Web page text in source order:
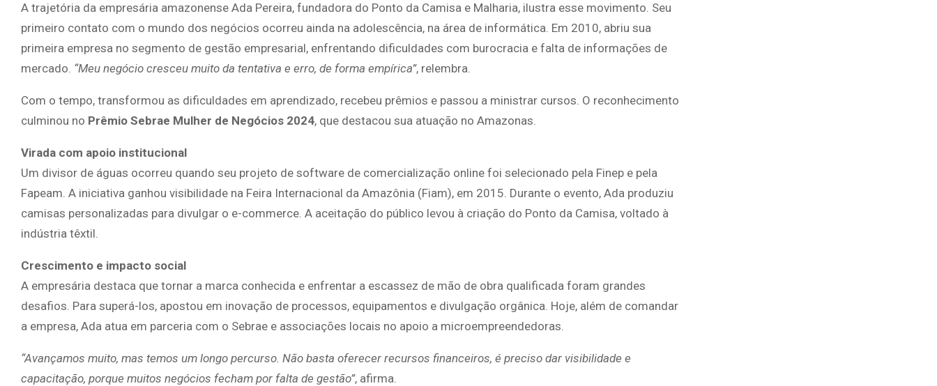
A trajetória da empresária amazonense Ada Pereira, fundadora do Ponto da Camisa e Malharia, ilustra esse movimento. Seu
primeiro contato com o mundo dos negócios ocorreu ainda na adolescência, na área de informática. Em 2010, abriu sua
primeira empresa no segmento de gestão empresarial, enfrentando dificuldades com burocracia e falta de informações de
mercado. “Meu negócio cresceu muito da tentativa e erro, de forma empírica”, relembra.
Com o tempo, transformou as dificuldades em aprendizado, recebeu prêmios e passou a ministrar cursos. O reconhecimento
culminou no Prêmio Sebrae Mulher de Negócios 2024, que destacou sua atuação no Amazonas.
Virada com apoio institucional
Um divisor de águas ocorreu quando seu projeto de software de comercialização online foi selecionado pela Finep e pela
Fapeam. A iniciativa ganhou visibilidade na Feira Internacional da Amazônia (Fiam), em 2015. Durante o evento, Ada produziu
camisas personalizadas para divulgar o e-commerce. A aceitação do público levou à criação do Ponto da Camisa, voltado à
indústria têxtil.
Crescimento e impacto social
A empresária destaca que tornar a marca conhecida e enfrentar a escassez de mão de obra qualificada foram grandes
desafios. Para superá-los, apostou em inovação de processos, equipamentos e divulgação orgânica. Hoje, além de comandar
a empresa, Ada atua em parceria com o Sebrae e associações locais no apoio a microempreendedoras.
“Avançamos muito, mas temos um longo percurso. Não basta oferecer recursos financeiros, é preciso dar visibilidade e
capacitação, porque muitos negócios fecham por falta de gestão”, afirma.